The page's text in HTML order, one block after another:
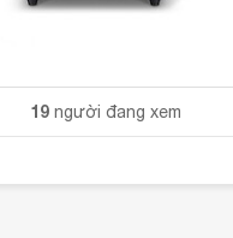
19 người đang xem